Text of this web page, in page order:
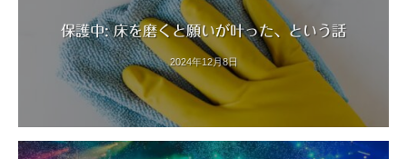
保護中: 床を磨くと願いが叶った、という話
2024年12月8日